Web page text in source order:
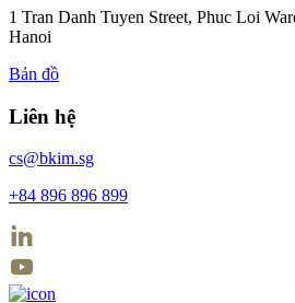
1 Tran Danh Tuyen Street, Phuc Loi
Hanoi
Bản đồ
Liên hệ
cs@bkim.sg
+84 896 896 899